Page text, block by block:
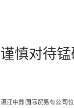
谨慎对待
湛江中鼎国际贸易有公司